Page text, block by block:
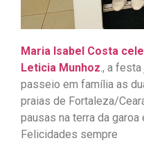
Maria Isabel Costa
Leticia Munhoz., a
passeio em família as
praias de Fortaleza/
pausas na terra da
Felicidades sempre